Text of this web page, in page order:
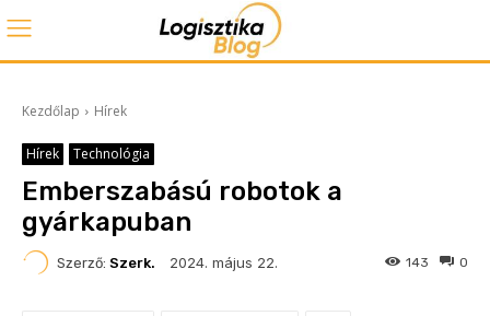
Kezdőlap Hírek
Hírek Technológia
Emberszabású robotok a
gyárkapuban
Szerző: Szerk. 2024. május 22. 0
143